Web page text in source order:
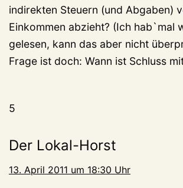
indirekten Steuern (und Abgaben)
Einkommen abzieht? (Ich hab`mal
gelesen, kann das aber nicht
Frage ist doch: Wann ist Schluss
5
Der Lokal-Horst
13. April 2011 um 18:30 Uhr